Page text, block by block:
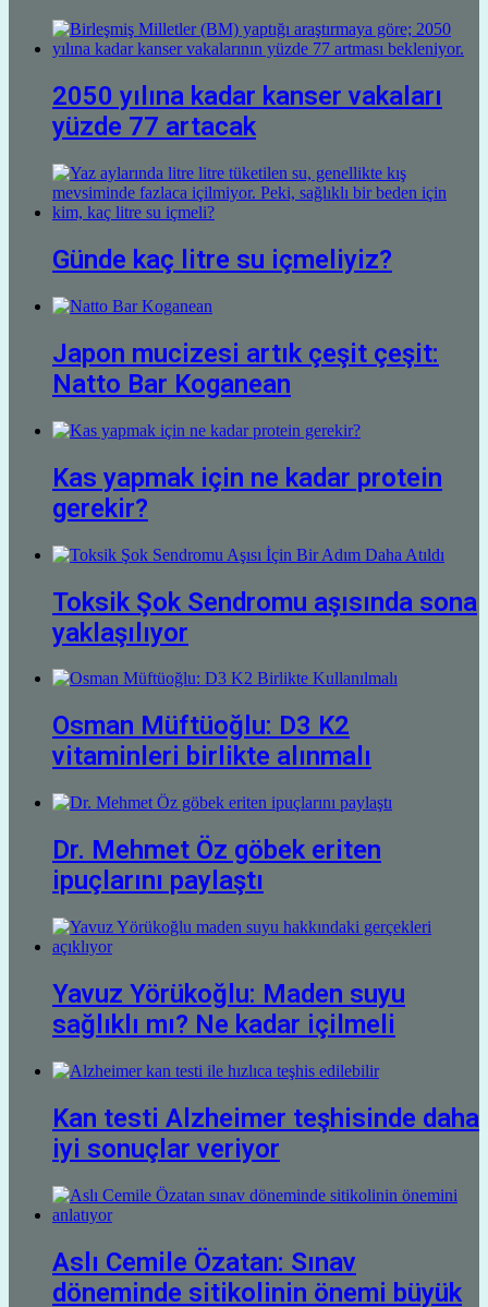
2050 yılına kadar kanser vakaları
yüzde 77 artacak
Günde kaç litre su içmeliyiz?
Japon mucizesi artık çeşit çeşit:
Natto Bar Koganean
Kas yapmak için ne kadar protein
gerekir?
Toksik Şok Sendromu aşısında sona
yaklaşılıyor
Osman Müftüoğlu: D3 K2
vitaminleri birlikte alınmalı
Dr. Mehmet Öz göbek eriten
ipuçlarını paylaştı
Yavuz Yörükoğlu: Maden suyu
sağlıklı mı? Ne kadar içilmeli
Kan testi Alzheimer teşhisinde daha
iyi sonuçlar veriyor
Aslı Cemile Özatan: Sınav
döneminde sitikolinin önemi büyük